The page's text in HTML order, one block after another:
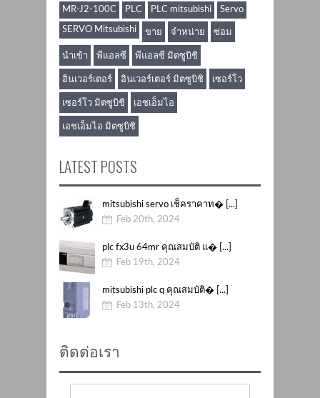
MR-J2-100C PLC PLC mitsubishi Servo
SERVO Mitsubishi ขาย จำหน่าย ซ่อม
นำเข้า พีแอลซี พีแอลซี มิตซูบิชิ
อินเวอร์เตอร์ อินเวอร์เตอร์ มิตซูบิชิ เซอร์โว
เซอร์โว มิตซูบิชิ เอชเอ็มไอ
เอชเอ็มไอ มิตซูบิชิ
LATEST POSTS
mitsubishi servo เช็คราคาท� [...]
Feb 20th, 2024
plc fx3u 64mr คุณสมบัติ แ� [...]
Feb 19th, 2024
mitsubishi plc q คุณสมบัติ� [...]
Feb 13th, 2024
ติดต่อเรา